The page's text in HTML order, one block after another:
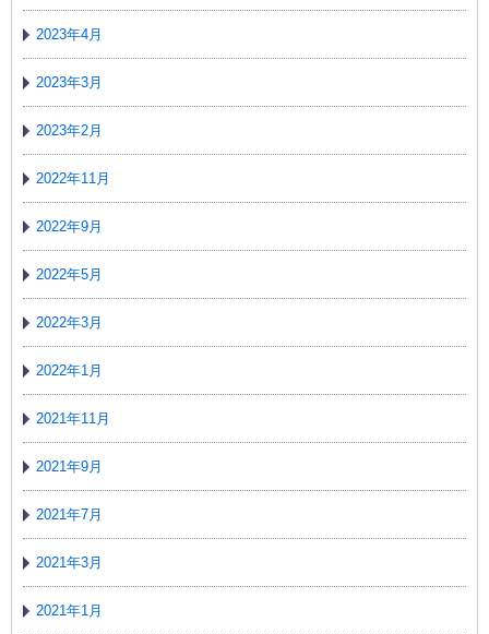
2023年4月
2023年3月
2023年2月
2022年11月
2022年9月
2022年5月
2022年3月
2022年1月
2021年11月
2021年9月
2021年7月
2021年3月
2021年1月